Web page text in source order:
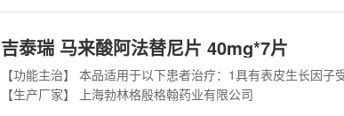
吉泰瑞 马来酸阿法替尼片 40mg*7片
【生产厂家】 上海勃林格殷格翰药业有限公司